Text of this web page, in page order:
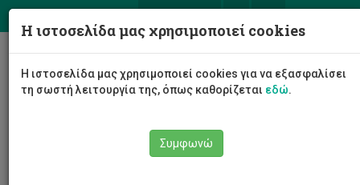
Η ιστοσελίδα μας χρησιμοποιεί cookies
Η ιστοσελίδα μας χρησιμοποιεί cookies για να εξασφαλίσει
τη σωστή λειτουργία της, όπως καθορίζεται εδώ.
Συμφωνώ